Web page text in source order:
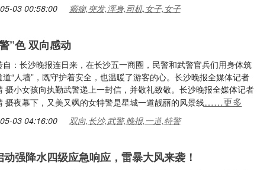
03 00:58:00 癫痫,突发,浑身,司机,女子,女子
”色 双向感动
自：长沙晚报连日来，在长沙五一商圈，民警和武警官兵们用身体筑
道“人墙”，既守护着安全，也温暖了游客的心。长沙晚报全媒体记者
摄小女孩向执勤武警递上一封信，并敬礼致敬。长沙晚报全媒体记者
摄夜幕下，又美又飒的女特警是星城一道靓丽的风景线……更多
03 04:16:00 双向,长沙,武警,晚报,一道,特警
动强降水四级应急响应，雷暴大风来袭！